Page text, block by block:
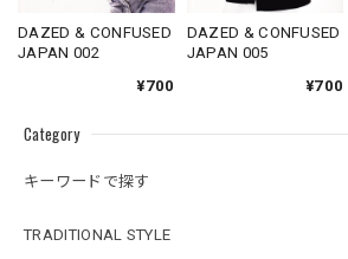
Category
キーワードで探す
TRADITIONAL STYLE
DAZED & CONFUSED
JAPAN 002
¥700
DAZED & CONFUSED
JAPAN 005
¥700